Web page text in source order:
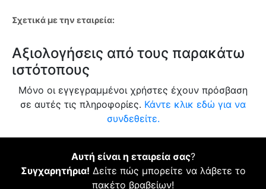
Σχετικά με την εταιρεία:
Αξιολογήσεις από τους παρακάτω
ιστότοπους
Μόνο οι εγγεγραμμένοι χρήστες έχουν πρόσβαση
σε αυτές τις πληροφορίες. Κάντε κλικ εδώ για να
συνδεθείτε.
Αυτή είναι η εταιρεία σας?
Συγχαρητήρια! Δείτε πώς μπορείτε να λάβετε το
πακέτο βραβείων!